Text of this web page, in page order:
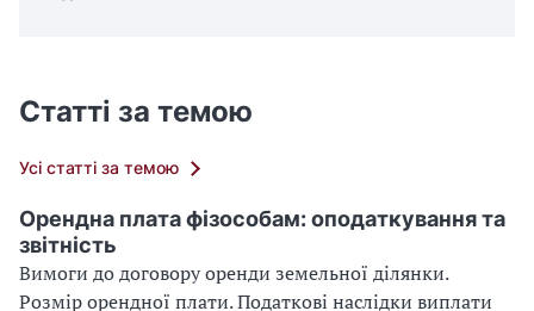
Статті за темою
Усі статті за темою
Орендна плата фізособам: оподаткування та
звітність
Вимоги до договору оренди земельної ділянки.
Розмір орендної плати. Податкові наслідки виплати